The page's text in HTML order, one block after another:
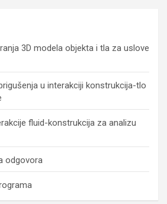
3D modela objekta i tla za uslove
u interakciji konstrukcija-tlo
fluid-konstrukcija za analizu
odgovora